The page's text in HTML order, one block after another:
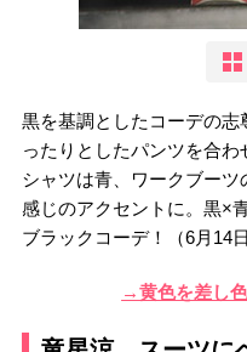
黒を基調としたコーデの
ったりとしたパンツを合
シャツは青、ワークブー
感じのアクセントに。黒×
ブラックコーデ！（6月14日
→黄色を差し